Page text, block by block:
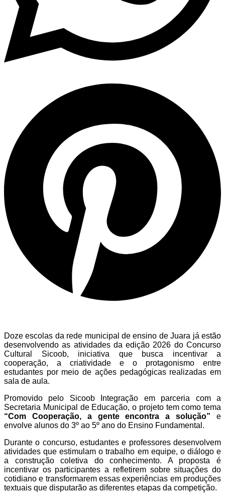
Doze escolas da rede municipal de ensino de Juara já estão
desenvolvendo as atividades da edição 2026 do Concurso
Cultural Sicoob, iniciativa que busca incentivar a
cooperação, a criatividade e o protagonismo entre
estudantes por meio de ações pedagógicas realizadas em
sala de aula.
Promovido pelo Sicoob Integração em parceria com a
Secretaria Municipal de Educação, o projeto tem como tema
“Com Cooperação, a gente encontra a solução” e
envolve alunos do 3º ao 5º ano do Ensino Fundamental.
Durante o concurso, estudantes e professores desenvolvem
atividades que estimulam o trabalho em equipe, o diálogo e
a construção coletiva do conhecimento. A proposta é
incentivar os participantes a refletirem sobre situações do
cotidiano e transformarem essas experiências em produções
textuais que disputarão as diferentes etapas da competição.